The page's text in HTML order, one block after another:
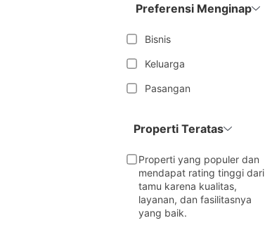
Preferensi Menginap
Bisnis
Keluarga
Pasangan
Properti Teratas
Properti yang populer dan
mendapat rating tinggi dari
tamu karena kualitas,
layanan, dan fasilitasnya
yang baik.